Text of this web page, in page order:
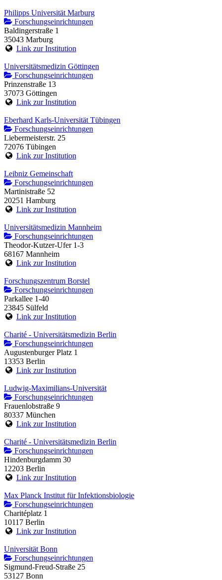
Philipps Universität Marburg
Forschungseinrichtungen
Baldingerstraße 1
35043 Marburg
Link zur Institution
Universitätsmedizin Göttingen
Forschungseinrichtungen
Prinzenstraße 13
37073 Göttingen
Link zur Institution
Eberhard Karls-Universität Tübingen
Forschungseinrichtungen
Liebermeisterstr. 25
72076 Tübingen
Link zur Institution
Leibniz Gemeinschaft
Forschungseinrichtungen
Martinistraße 52
20251 Hamburg
Link zur Institution
Universitätsmedizin Mannheim
Forschungseinrichtungen
Theodor-Kutzer-Ufer 1-3
68167 Mannheim
Link zur Institution
Forschungszentrum Borstel
Forschungseinrichtungen
Parkallee 1-40
23845 Sülfeld
Link zur Institution
Charité - Universitätsmedizin Berlin
Forschungseinrichtungen
Augustenburger Platz 1
13353 Berlin
Link zur Institution
Ludwig-Maximilians-Universität
Forschungseinrichtungen
Frauenlobstraße 9
80337 München
Link zur Institution
Charité - Universitätsmedizin Berlin
Forschungseinrichtungen
Hindenburgdamm 30
12203 Berlin
Link zur Institution
Max Planck Institut für Infektionsbiologie
Forschungseinrichtungen
Charitéplatz 1
10117 Berlin
Link zur Institution
Universität Bonn
Forschungseinrichtungen
Sigmund-Freud-Straße 25
53127 Bonn